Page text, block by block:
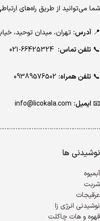
شما می‌توانید از طریق راه‌های
📍 آدرس: تهران، میدان توحید،
📞 تلفن تماس:
📞 تلفن همراه:
📧ایمیل:
نوشیدنی ها
آبمیوه
شربت
عرقیجات
نوشیدنی انرژی زا
قهوه و هات چاکلت